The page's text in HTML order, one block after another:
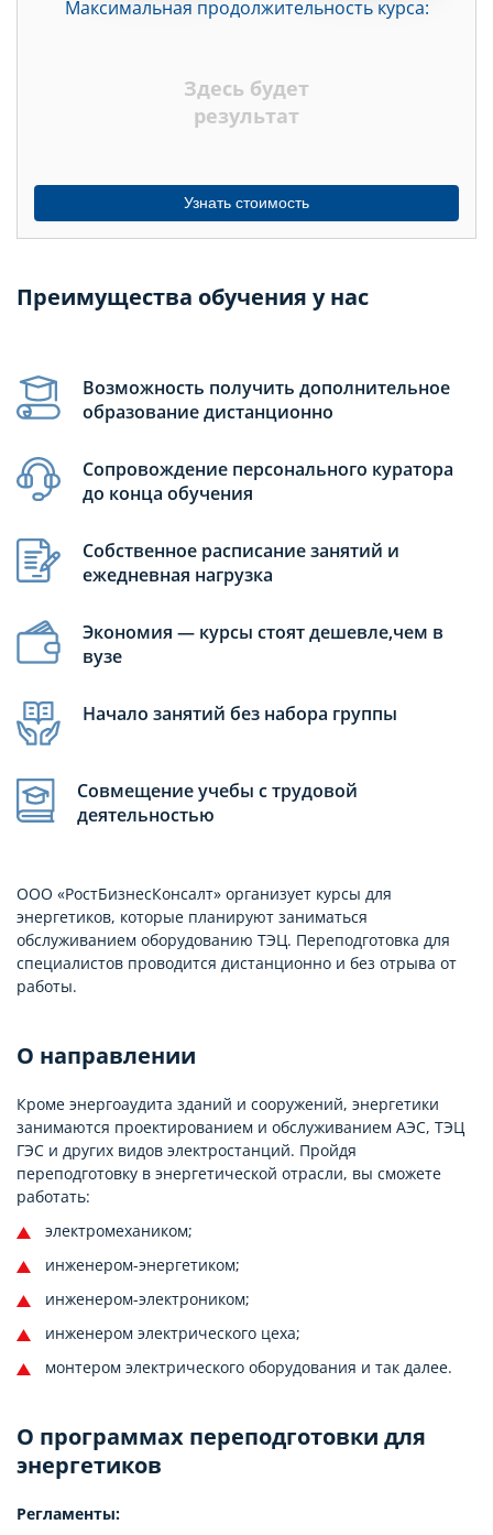
ДНЕЙ
Максимальная продолжительность курса:
Здесь будет
результат
Узнать стоимость
Преимущества обучения у нас
Возможность получить дополнительное
образование дистанционно
Сопровождение персонального куратора
до конца обучения
Собственное расписание занятий и
ежедневная нагрузка
Экономия — курсы стоят дешевле,чем в
вузе
Начало занятий без набора группы
Совмещение учебы с трудовой
деятельностью
ООО «РостБизнесКонсалт» организует курсы для
энергетиков, которые планируют заниматься
обслуживанием оборудованию ТЭЦ. Переподготовка для
специалистов проводится дистанционно и без отрыва от
работы.
О направлении
Кроме энергоаудита зданий и сооружений, энергетики
занимаются проектированием и обслуживанием АЭС, ТЭЦ
ГЭС и других видов электростанций. Пройдя
переподготовку в энергетической отрасли, вы сможете
работать:
электромехаником;
инженером-энергетиком;
инженером-электроником;
инженером электрического цеха;
монтером электрического оборудования и так далее.
О программах переподготовки для
энергетиков
Регламенты: